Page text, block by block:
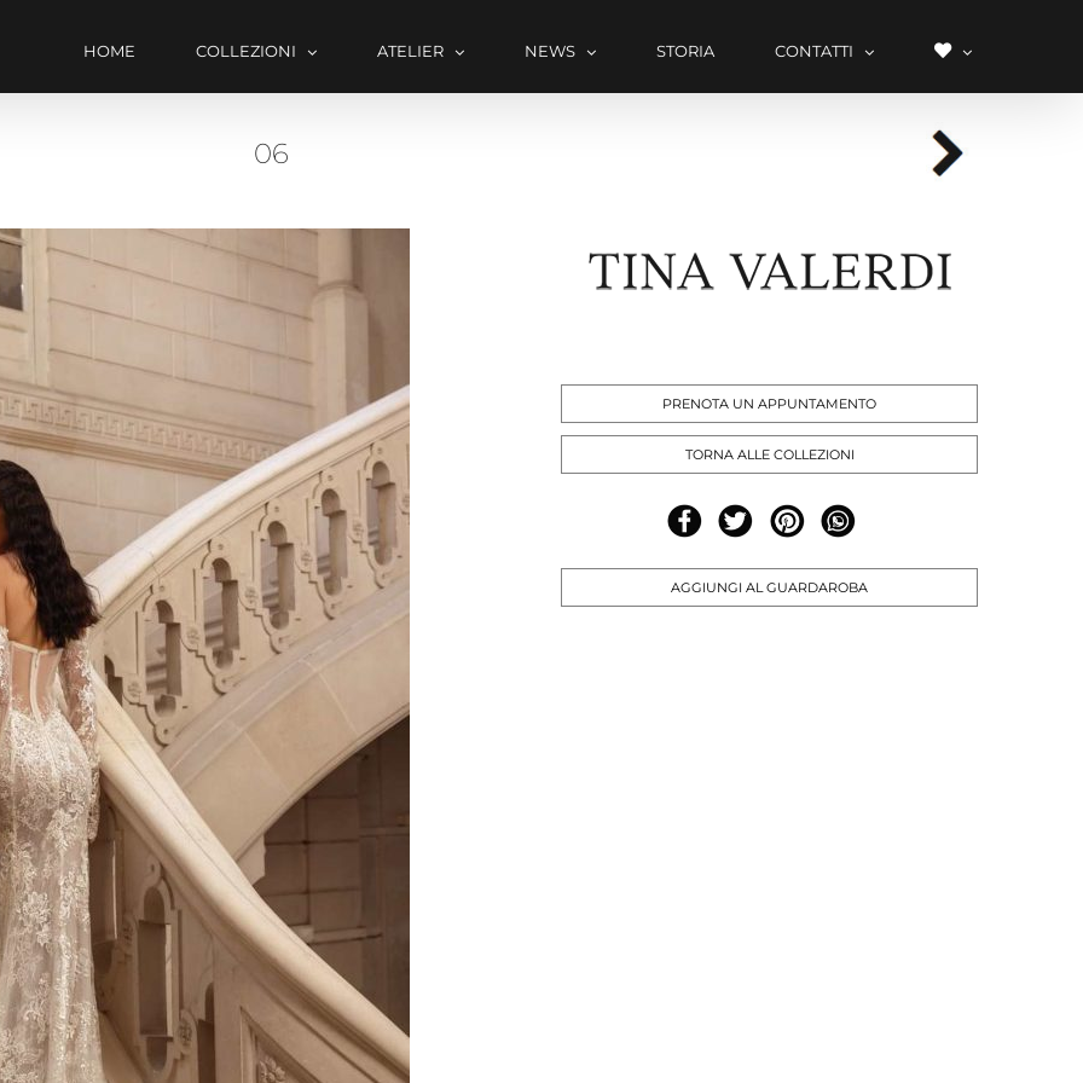
HOME COLLEZIONI ATELIER NEWS STORIA CONTATTI LISTA
DEI
06
PRENOTA UN APPUNTAMENTO
TORNA ALLE COLLEZIONI
AGGIUNGI AL GUARDAROBA